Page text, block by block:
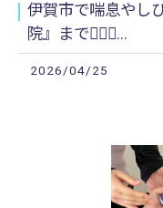
伊賀市で喘息やし
院』まで💁🏻‍♂...
2026/04/25